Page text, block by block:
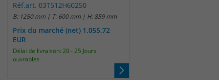
Réf.art. 03T512H60250
B: 1250 mm | T: 600 mm | H: 859 mm
Prix du marché (net) 1.055.72
EUR
Délai de livraison: 20 - 25 Jours
ouvrables